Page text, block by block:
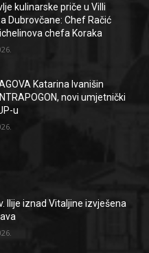
kulinarske priče u Villi
Dubrovčane: Chef Račić
chefa Koraka
Katarina Ivanišin
novi umjetnički
u
Ilije iznad Vitaljine izvješena